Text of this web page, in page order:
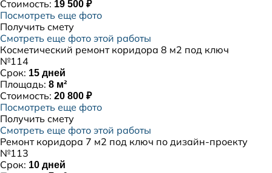
Стоимость: 19 500 ₽
Посмотреть еще фото
Получить смету
Смотреть еще фото этой работы
Косметический ремонт коридора 8 м2 под ключ
№114
Срок: 15 дней
Площадь: 8 м²
Стоимость: 20 800 ₽
Посмотреть еще фото
Получить смету
Смотреть еще фото этой работы
Ремонт коридора 7 м2 под ключ по дизайн-проекту
№113
Срок: 10 дней